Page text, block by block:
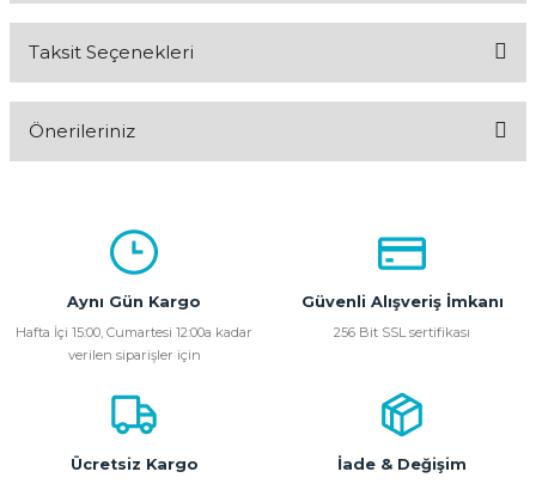
Taksit Seçenekleri
Önerileriniz
kullanarak tarafımıza iletebilirsiniz.
Görüş ve önerileriniz için teşekkür ederiz.
Ürün açıklamasında eksik bilgiler bulunuyor.
Ürün bilgilerinde hatalar bulunuyor.
Ürün fiyatı diğer sitelerden daha pahalı.
Bu ürüne benzer farklı alternatifler olmalı.
Aynı Gün Kargo
Hafta İçi 15:00, Cumartesi 12:00a kadar
verilen siparişler için
Güvenli Alışveriş İmkanı
256 Bit SSL sertifikası
Ücretsiz Kargo İade & Değişim